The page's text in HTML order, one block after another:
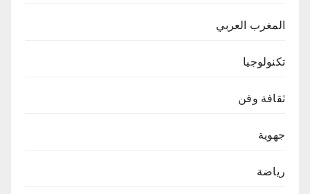
المغرب العربي
تكنولوجيا
ثقافة وفن
جهوية
رياضة